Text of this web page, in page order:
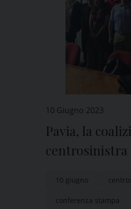
10 Giugno 2023
Pavia, la
centrosinistra
programma
10 giugno
conferenza stampa